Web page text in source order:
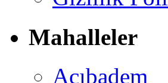
Mahalleler
Acıbadem